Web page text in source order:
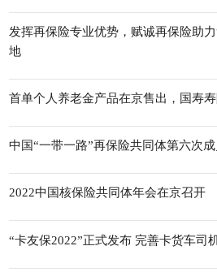
发挥再保险专业优势，赋诚再保险助
地
首单个人养老金产品在京售出，国寿
中国“一带一路”再保险共同体第六次
2022中国核保险共同体年会在京召开
“卡友保2022”正式发布 完善卡货车司